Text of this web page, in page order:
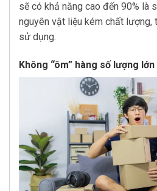
sẽ có khả năng cao đến 90% là
nguyên vật liệu kém chất lượng,
sử dụng.
Không “ôm” hàng số lượng lớn